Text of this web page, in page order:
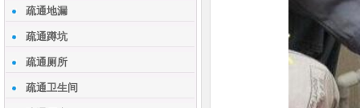
疏通地漏
疏通蹲坑
疏通厕所
疏通卫生间